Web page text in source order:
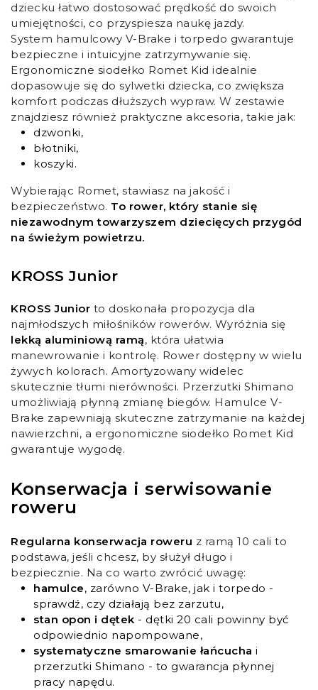
dziecku łatwo dostosować prędkość do swoich
umiejętności, co przyspiesza naukę jazdy.
System hamulcowy V-Brake i torpedo gwarantuje
bezpieczne i intuicyjne zatrzymywanie się.
Ergonomiczne siodełko Romet Kid idealnie
dopasowuje się do sylwetki dziecka, co zwiększa
komfort podczas dłuższych wypraw. W zestawie
znajdziesz również praktyczne akcesoria, takie jak:
dzwonki,
błotniki,
koszyki.
Wybierając Romet, stawiasz na jakość i
bezpieczeństwo. To rower, który stanie się
niezawodnym towarzyszem dziecięcych przygód
na świeżym powietrzu.
KROSS Junior
KROSS Junior to doskonała propozycja dla
najmłodszych miłośników rowerów. Wyróżnia się
lekką aluminiową ramą, która ułatwia
manewrowanie i kontrolę. Rower dostępny w wielu
żywych kolorach. Amortyzowany widelec
skutecznie tłumi nierówności. Przerzutki Shimano
umożliwiają płynną zmianę biegów. Hamulce V-
Brake zapewniają skuteczne zatrzymanie na każdej
nawierzchni, a ergonomiczne siodełko Romet Kid
gwarantuje wygodę.
Konserwacja i serwisowanie
roweru
Regularna konserwacja roweru z ramą 10 cali to
podstawa, jeśli chcesz, by służył długo i
bezpiecznie. Na co warto zwrócić uwagę:
hamulce, zarówno V-Brake, jak i torpedo -
sprawdź, czy działają bez zarzutu,
stan opon i dętek - dętki 20 cali powinny być
odpowiednio napompowane,
systematyczne smarowanie łańcucha i
przerzutki Shimano - to gwarancja płynnej
pracy napędu.